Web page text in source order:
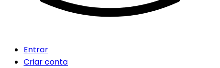
Entrar
Criar conta